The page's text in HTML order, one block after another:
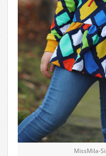
MissMila-